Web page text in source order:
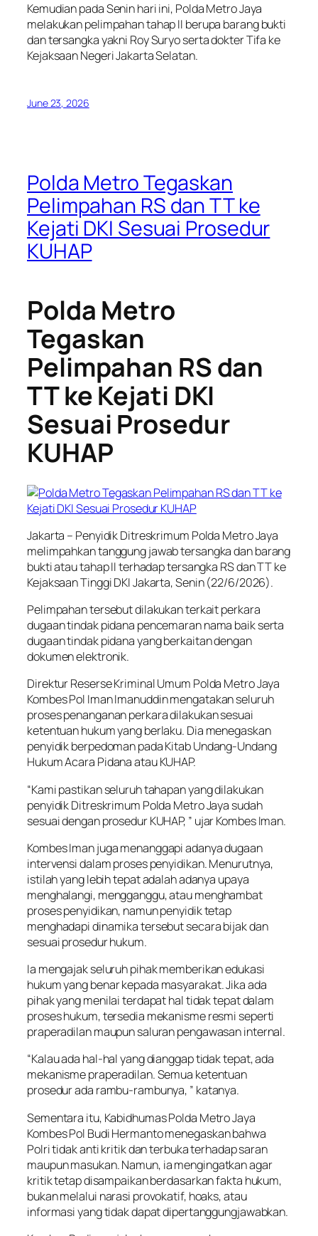
Kemudian pada Senin hari ini, Polda Metro Jaya
melakukan pelimpahan tahap II berupa barang bukti
dan tersangka yakni Roy Suryo serta dokter Tifa ke
Kejaksaan Negeri Jakarta Selatan.
June 23, 2026
Polda Metro Tegaskan
Pelimpahan RS dan TT ke
Kejati DKI Sesuai Prosedur
KUHAP
Polda Metro
Tegaskan
Pelimpahan RS dan
TT ke Kejati DKI
Sesuai Prosedur
KUHAP
Jakarta – Penyidik Ditreskrimum Polda Metro Jaya
melimpahkan tanggung jawab tersangka dan barang
bukti atau tahap II terhadap tersangka RS dan TT ke
Kejaksaan Tinggi DKI Jakarta, Senin (22/6/2026).
Pelimpahan tersebut dilakukan terkait perkara
dugaan tindak pidana pencemaran nama baik serta
dugaan tindak pidana yang berkaitan dengan
dokumen elektronik.
Direktur Reserse Kriminal Umum Polda Metro Jaya
Kombes Pol Iman Imanuddin mengatakan seluruh
proses penanganan perkara dilakukan sesuai
ketentuan hukum yang berlaku. Dia menegaskan
penyidik berpedoman pada Kitab Undang-Undang
Hukum Acara Pidana atau KUHAP.
“Kami pastikan seluruh tahapan yang dilakukan
penyidik Ditreskrimum Polda Metro Jaya sudah
sesuai dengan prosedur KUHAP, ” ujar Kombes Iman.
Kombes Iman juga menanggapi adanya dugaan
intervensi dalam proses penyidikan. Menurutnya,
istilah yang lebih tepat adalah adanya upaya
menghalangi, mengganggu, atau menghambat
proses penyidikan, namun penyidik tetap
menghadapi dinamika tersebut secara bijak dan
sesuai prosedur hukum.
Ia mengajak seluruh pihak memberikan edukasi
hukum yang benar kepada masyarakat. Jika ada
pihak yang menilai terdapat hal tidak tepat dalam
proses hukum, tersedia mekanisme resmi seperti
praperadilan maupun saluran pengawasan internal.
“Kalau ada hal-hal yang dianggap tidak tepat, ada
mekanisme praperadilan. Semua ketentuan
prosedur ada rambu-rambunya, ” katanya.
Sementara itu, Kabidhumas Polda Metro Jaya
Kombes Pol Budi Hermanto menegaskan bahwa
Polri tidak anti kritik dan terbuka terhadap saran
maupun masukan. Namun, ia mengingatkan agar
kritik tetap disampaikan berdasarkan fakta hukum,
bukan melalui narasi provokatif, hoaks, atau
informasi yang tidak dapat dipertanggungjawabkan.